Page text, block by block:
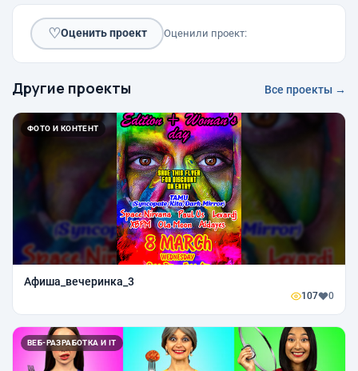
♡Оценить проект Оценили проект:
Другие проекты Все проекты →
ФОТО И КОНТЕНТ
Афиша_вечеринка_3
107 0
ВЕБ-РАЗРАБОТКА И IT